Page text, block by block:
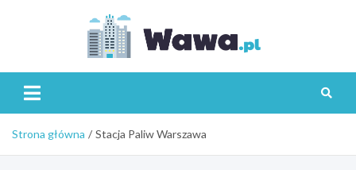
Strona główna Stacja Paliw Warszawa